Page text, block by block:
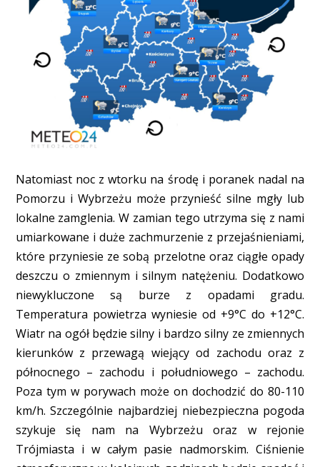
Natomiast noc z wtorku na środę i poranek nadal na
Pomorzu i Wybrzeżu może przynieść silne mgły lub
lokalne zamglenia. W zamian tego utrzyma się z nami
umiarkowane i duże zachmurzenie z przejaśnieniami,
które przyniesie ze sobą przelotne oraz ciągłe opady
deszczu o zmiennym i silnym natężeniu. Dodatkowo
niewykluczone są burze z opadami gradu.
Temperatura powietrza wyniesie od +9°C do +12°C.
Wiatr na ogół będzie silny i bardzo silny ze zmiennych
kierunków z przewagą wiejący od zachodu oraz z
północnego – zachodu i południowego – zachodu.
Poza tym w porywach może on dochodzić do 80-110
km/h. Szczególnie najbardziej niebezpieczna pogoda
szykuje się nam na Wybrzeżu oraz w rejonie
Trójmiasta i w całym pasie nadmorskim. Ciśnienie